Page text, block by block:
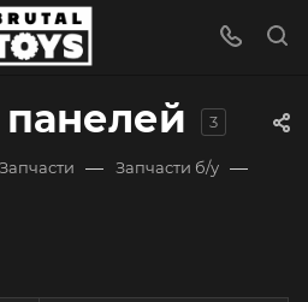
3
Запчасти — Запчасти б/у —